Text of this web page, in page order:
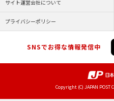
サイト運営会社について
プライバシーポリシー
SNSでお得な情報発信中
Copyright (C) JAPAN